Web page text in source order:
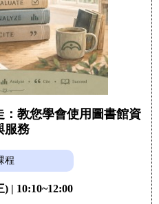
：教您學會使用圖書館資
服務
程
) | 10:10~12:00